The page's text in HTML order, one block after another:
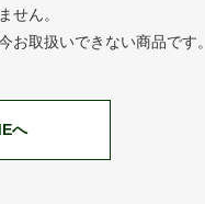
せん。
お取扱いできない商品です。
へ